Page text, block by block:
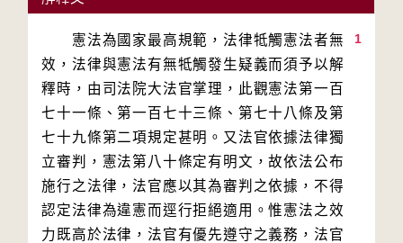
1
憲法為國家最高規範，法律牴觸憲法者無
效，法律與憲法有無牴觸發生疑義而須予以解
釋時，由司法院大法官掌理，此觀憲法第一百
七十一條、第一百七十三條、第七十八條及第
七十九條第二項規定甚明。又法官依據法律獨
立審判，憲法第八十條定有明文，故依法公布
施行之法律，法官應以其為審判之依據，不得
認定法律為違憲而逕行拒絕適用。惟憲法之效
力既高於法律，法官有優先遵守之義務，法官